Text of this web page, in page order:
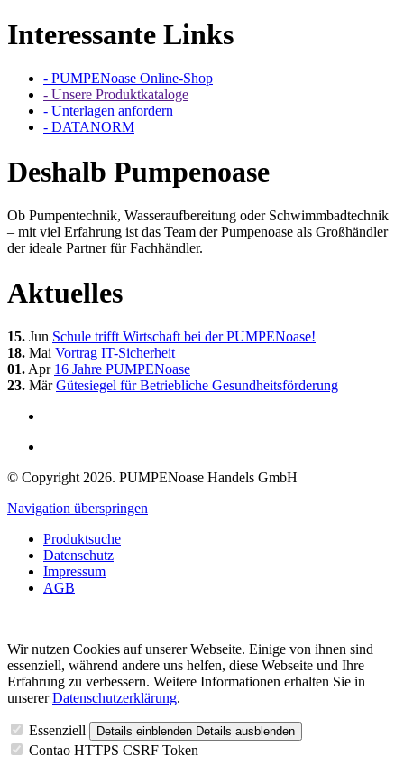
Interessante Links
- PUMPENoase Online-Shop
- Unsere Produktkataloge
- Unterlagen anfordern
- DATANORM
Deshalb Pumpenoase
Ob Pumpentechnik, Wasseraufbereitung oder Schwimmbadtechnik
– mit viel Erfahrung ist das Team der Pumpenoase als Großhändler
der ideale Partner für Fachhändler.
Aktuelles
15. Jun Schule trifft Wirtschaft bei der PUMPENoase!
18. Mai Vortrag IT-Sicherheit
01. Apr 16 Jahre PUMPENoase
23. MärGütesiegel für Betriebliche Gesundheitsförderung
© Copyright 2026. PUMPENoase Handels GmbH
Navigation überspringen
Produktsuche
Datenschutz
Impressum
AGB
Wir nutzen Cookies auf unserer Webseite. Einige von ihnen sind
essenziell, während andere uns helfen, diese Webseite und Ihre
Erfahrung zu verbessern. Weitere Informationen erhalten Sie in
unsererDatenschutzerklärung.
Essenziell Details einblenden Details ausblenden
Contao HTTPS CSRF Token